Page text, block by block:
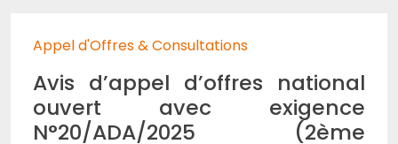
Appel d'Offres & Consultations
Avis d’appel d’offres national
ouvert avec exigence
N°20/ADA/2025 (2ème